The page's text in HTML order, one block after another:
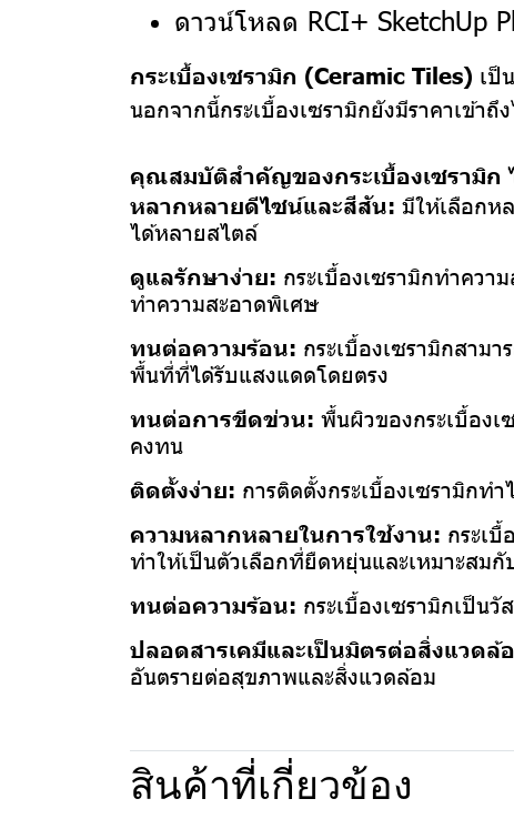
ดาวน์โหลด RCI+ SketchUp
กระเบื้องเซรามิก (Ceramic Tiles) เป็
นอกจากนี้กระเบื้องเซรามิกยังมีราคาเข้า
คุณสมบัติสำคัญของกระเบื้องเซรามิก
หลากหลายดีไซน์และสีสัน: มีให้เลือกห
ได้หลายสไตล์
ดูแลรักษาง่าย: กระเบื้องเซรามิกทำควา
ทำความสะอาดพิเศษ
ทนต่อความร้อน: กระเบื้องเซรามิกสาม
พื้นที่ที่ได้รับแสงแดดโดยตรง
ทนต่อการขีดข่วน: พื้นผิวของกระเบื้อง
คงทน
ติดตั้งง่าย: การติดตั้งกระเบื้องเซรามิกท
ความหลากหลายในการใช้งาน: กระเ
ทำให้เป็นตัวเลือกที่ยืดหยุ่นและเหมาะสม
ทนต่อความร้อน: กระเบื้องเซรามิกเป็น
ปลอดสารเคมีและเป็นมิตรต่อสิ่งแวดล้
อันตรายต่อสุขภาพและสิ่งแวดล้อม
สินค้าที่เกี่ยวข้อง